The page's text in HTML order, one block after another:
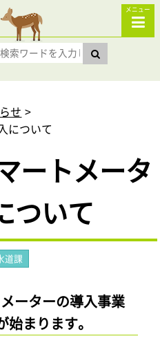
メニュー
せ
について
ートメータ
ついて
道課
ーターの導入事業
まります。